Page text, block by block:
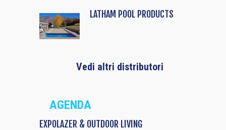
LATHAM POOL PRODUCTS
Vedi altri distributori
AGENDA
EXPOLAZER & OUTDOOR LIVING